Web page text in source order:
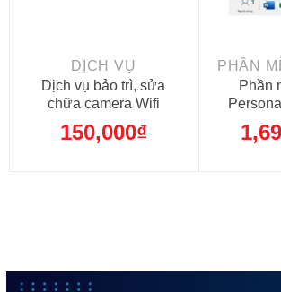
DỊCH VỤ
Dịch vụ bảo trì, sửa
chữa camera Wifi
150,000₫
Phần
Lic 1
EM